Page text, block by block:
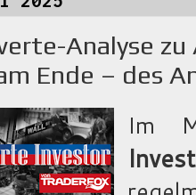
Analyse
Ende – des
Im